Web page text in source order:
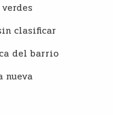
clasificar
del barrio
nueva